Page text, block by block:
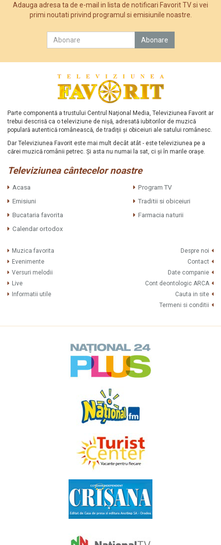
Adauga adresa ta de e-mail in lista de notificari Favorit TV si vei
primi noutati privind programul si emisiunile noastre.
Parte componentă a trustului Centrul Naţional Media, Televiziunea Favorit ar
trebui descrisă ca o televiziune de nişă, adresată iubitorilor de muzică
populară autentică românească, de tradiţii şi obiceiuri ale satului românesc.
Dar Televiziunea Favorit este mai mult decât atât - este televiziunea pe a
cărei muzică românii petrec. Şi asta nu numai la sat, ci şi în marile oraşe.
Televiziunea cântecelor noastre
Acasa
Program TV
Emisiuni
Traditii si obiceiuri
Bucataria favorita
Farmacia naturii
Calendar ortodox
Muzica favorita
Evenimente
Versuri melodii
Live
Informatii utile
Despre noi
Contact
Date companie
Cont deontologic ARCA
Cauta in site
Termeni si conditii